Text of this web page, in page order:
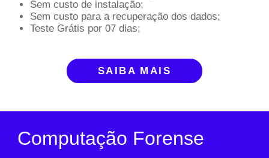
Sem custo de instalação;
Sem custo para a recuperação dos dados;
Teste Grátis por 07 dias;
SAIBA MAIS
Computação Forense